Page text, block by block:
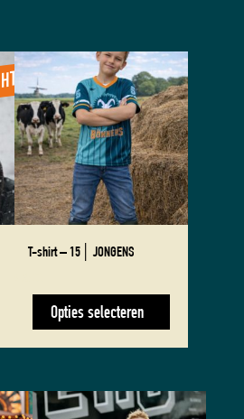
T-shirt – 15│ JONGENS
Opties selecteren
Dit
product
heeft
meerdere
variaties.
Deze
optie
kan
gekozen
productpagina
Dit